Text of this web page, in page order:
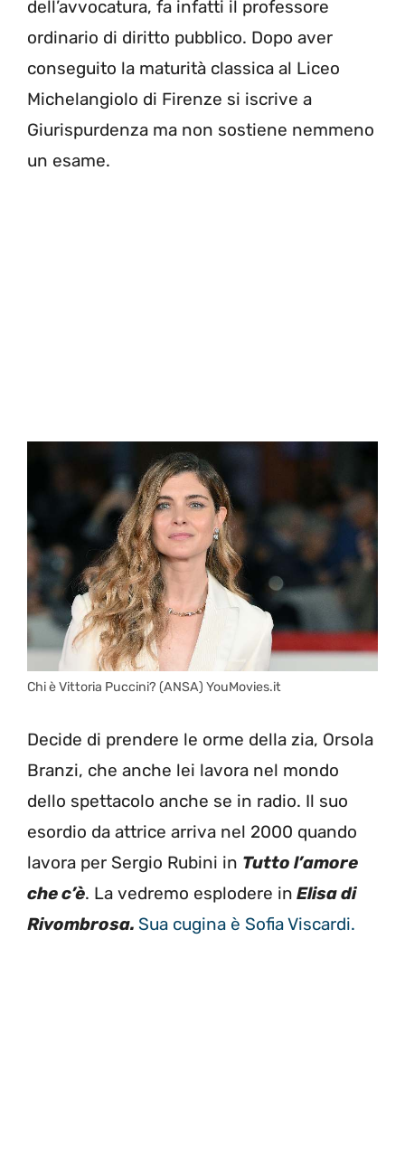
dell’avvocatura, fa infatti il professore
ordinario di diritto pubblico. Dopo aver
conseguito la maturità classica al Liceo
Michelangiolo di Firenze si iscrive a
Giurispurdenza ma non sostiene nemmeno
un esame.
Chi è Vittoria Puccini? (ANSA) YouMovies.it
Decide di prendere le orme della zia, Orsola
Branzi, che anche lei lavora nel mondo
dello spettacolo anche se in radio. Il suo
esordio da attrice arriva nel 2000 quando
lavora per Sergio Rubini in Tutto l’amore
che c’è. La vedremo esplodere in Elisa di
Rivombrosa. Sua cugina è Sofia Viscardi.